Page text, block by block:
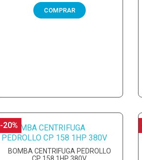
COMPRAR
BOMBA CENTRIFUGA PEDROLLO
-20%